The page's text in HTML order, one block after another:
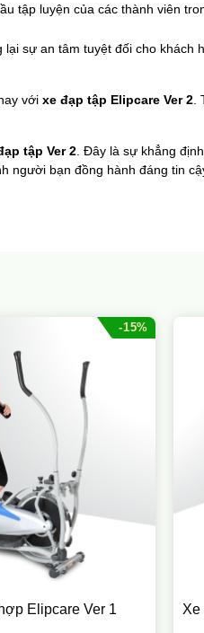
tập luyện của các thành viên
sự an tâm tuyệt đối cho khách
với xe đạp tập Elipcare Ver 2
tập Ver 2 . Đây là sự khẳng
người bạn đồng hành đáng tin
-15%
Elipcare Ver 1 Xe